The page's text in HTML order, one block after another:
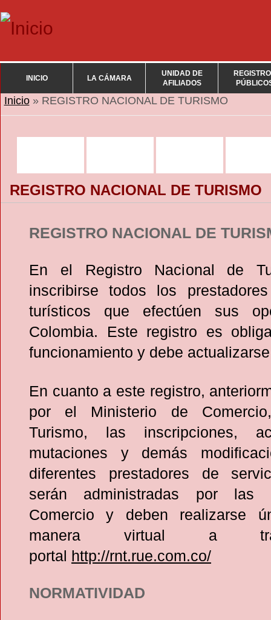
INICIO LA CÁMARA
UNIDAD DE
AFILIADOS
Se encuentra usted aquí
Inicio» REGISTRO NACIONAL DE TURISMO
REGISTRO NACIONAL DE TURISMO
REGISTRO NACIONAL DE
En el Registro Nacional de
inscribirse todos los
turísticos que efectúen sus
Colombia. Este registro es
funcionamiento y debe
En cuanto a este registro,
por el Ministerio de
Turismo, las inscripciones,
mutaciones y demás
diferentes prestadores de
serán administradas por las
Comercio y deben realizarse
manera virtual a
portal http://rnt.rue.com.co/
NORMATIVIDAD